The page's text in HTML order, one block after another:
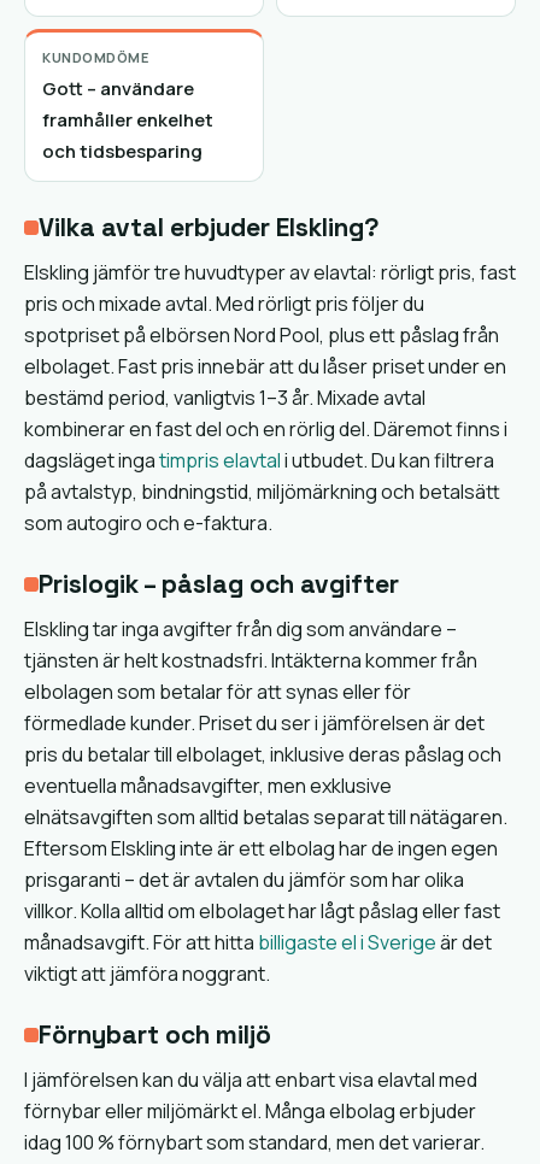
KUNDOMDÖME
Gott – användare
framhåller enkelhet
och tidsbesparing
Vilka avtal erbjuder Elskling?
Elskling jämför tre huvudtyper av elavtal: rörligt pris, fast
pris och mixade avtal. Med rörligt pris följer du
spotpriset på elbörsen Nord Pool, plus ett påslag från
elbolaget. Fast pris innebär att du låser priset under en
bestämd period, vanligtvis 1–3 år. Mixade avtal
kombinerar en fast del och en rörlig del. Däremot finns i
dagsläget ingatimpris elavtali utbudet. Du kan filtrera
på avtalstyp, bindningstid, miljömärkning och betalsätt
som autogiro och e-faktura.
Prislogik – påslag och avgifter
Elskling tar inga avgifter från dig som användare –
tjänsten är helt kostnadsfri. Intäkterna kommer från
elbolagen som betalar för att synas eller för
förmedlade kunder. Priset du ser i jämförelsen är det
pris du betalar till elbolaget, inklusive deras påslag och
eventuella månadsavgifter, men exklusive
elnätsavgiften som alltid betalas separat till nätägaren.
Eftersom Elskling inte är ett elbolag har de ingen egen
prisgaranti – det är avtalen du jämför som har olika
villkor. Kolla alltid om elbolaget har lågt påslag eller fast
månadsavgift. För att hitta billigaste el i Sverigeär det
viktigt att jämföra noggrant.
Förnybart och miljö
I jämförelsen kan du välja att enbart visa elavtal med
förnybar eller miljömärkt el. Många elbolag erbjuder
idag 100 % förnybart som standard, men det varierar.